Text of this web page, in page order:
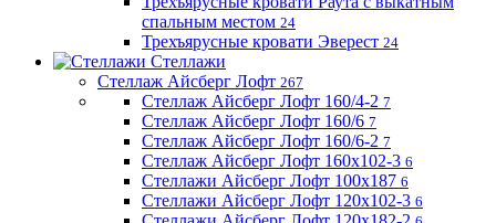
спальным местом 24
Трехъярусные кровати Эверест 24
Стеллажи
Стеллаж Айсберг Лофт 267
Стеллаж Айсберг Лофт 160/4-2 7
Стеллаж Айсберг Лофт 160/6 7
Стеллаж Айсберг Лофт 160/6-2 7
Стеллаж Айсберг Лофт 160х102-3 6
Стеллажи Айсберг Лофт 100х187 6
Стеллажи Айсберг Лофт 120х102-3 6